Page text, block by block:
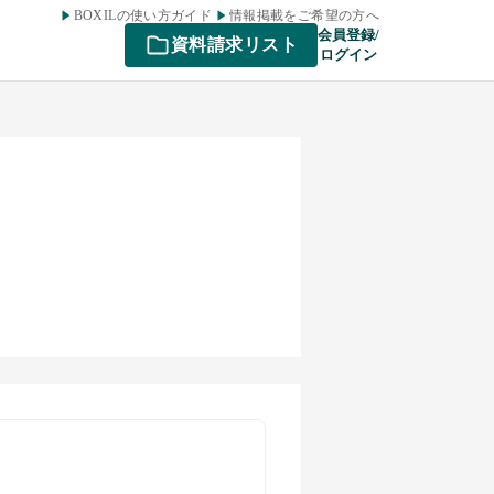
BOXILの使い方ガイド 情報掲載をご希望の方へ
資料請求リスト
会員登録/
ログイン